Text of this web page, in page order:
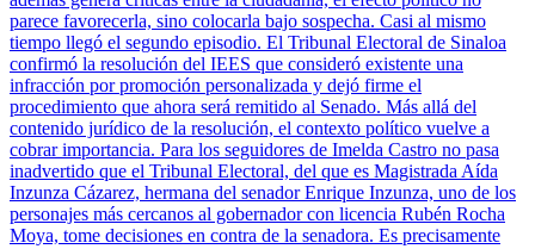
parece favorecerla, sino colocarla bajo sospecha. Casi al mismo
tiempo llegó el segundo episodio. El Tribunal Electoral de Sinaloa
confirmó la resolución del IEES que consideró existente una
infracción por promoción personalizada y dejó firme el
procedimiento que ahora será remitido al Senado. Más allá del
contenido jurídico de la resolución, el contexto político vuelve a
cobrar importancia. Para los seguidores de Imelda Castro no pasa
inadvertido que el Tribunal Electoral, del que es Magistrada Aída
Inzunza Cázarez, hermana del senador Enrique Inzunza, uno de los
personajes más cercanos al gobernador con licencia Rubén Rocha
Moya, tome decisiones en contra de la senadora. Es precisamente